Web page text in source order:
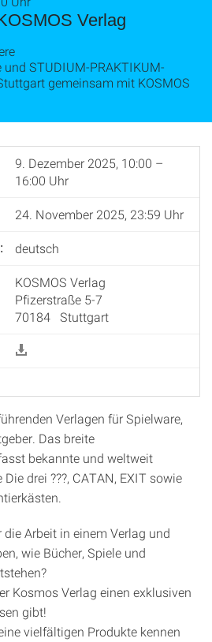
Verlag
und STUDIUM-PRAKTIKUM-
gemeinsam mit KOSMOS
9. Dezember 2025, 10:00 –
16:00 Uhr
24. November 2025, 23:59 Uhr
deutsch
KOSMOS Verlag
Pfizerstraße 5-7
70184 Stuttgart
Verlagen für Spielware,
Das breite
bekannte und weltweit
drei ???, CATAN, EXIT sowie
Arbeit in einem Verlag und
wie Bücher, Spiele und
Kosmos Verlag einen exklusiven
gibt!
vielfältigen Produkte kennen